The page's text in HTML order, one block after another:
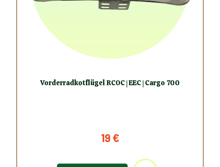
Vorderradkotflügel RCOC | EEC | Cargo 700
19€